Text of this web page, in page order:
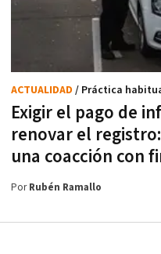
Exigir el pago de
renovar el
una coacción con
ACTUALIDAD / Práctica
PorRubén Ramallo